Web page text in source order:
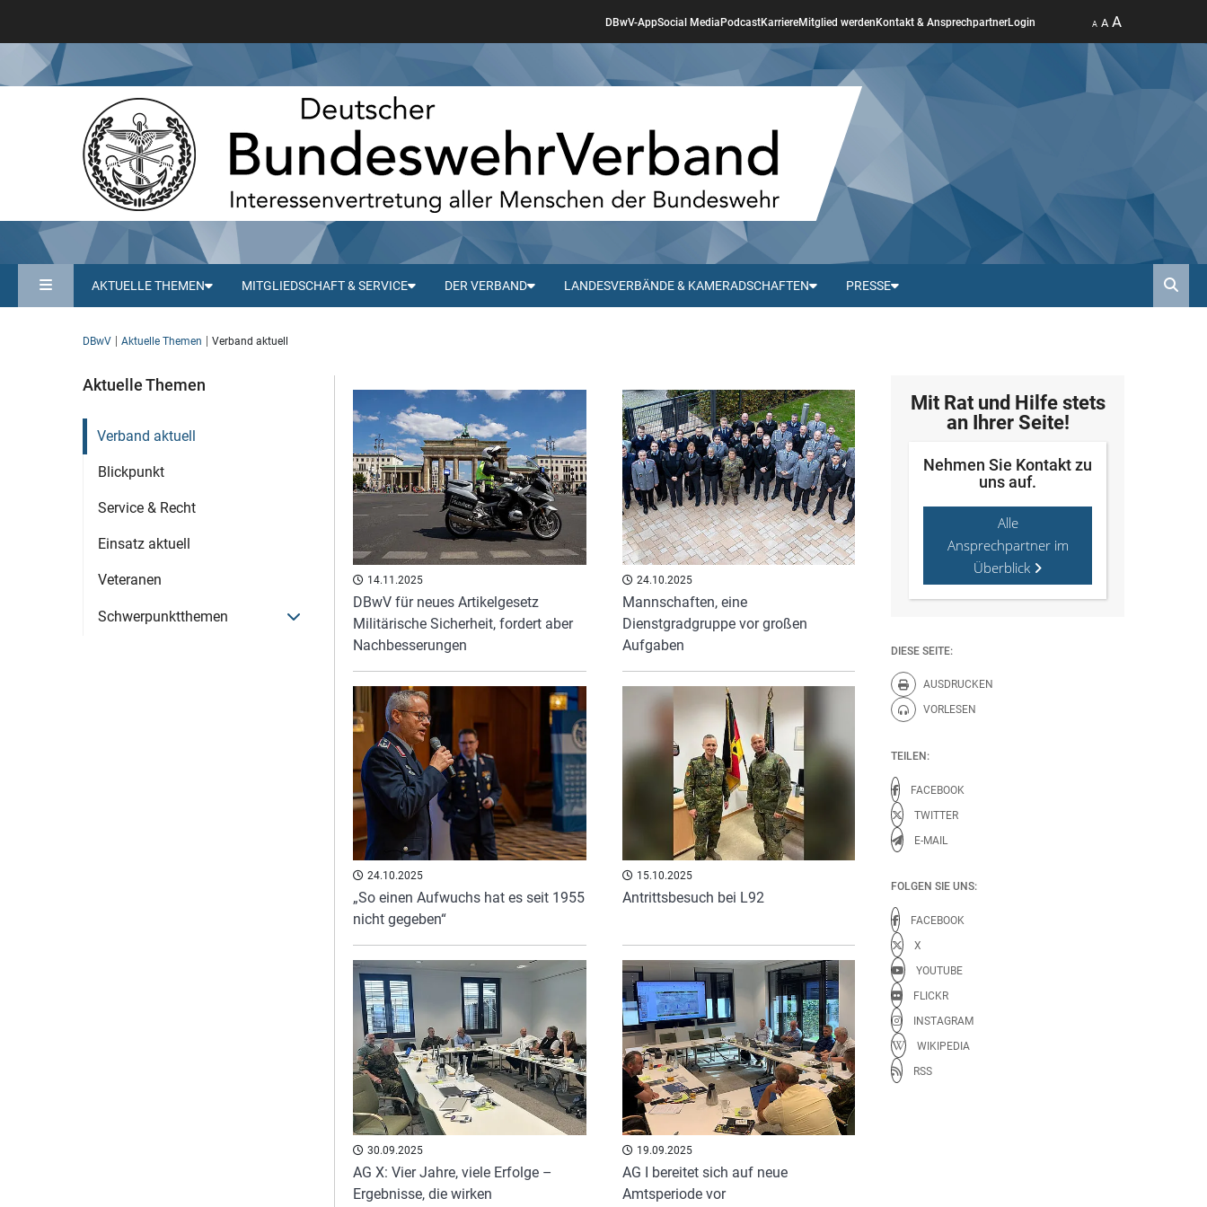
DBwV-AppSocial Media PodcastKarriereMitglied werden Kontakt & AnsprechpartnerLogin A A A
AKTUELLE THEMEN MITGLIEDSCHAFT & SERVICE DER VERBAND LANDESVERBÄNDE & KAMERADSCHAFTEN PRESSE
DBwV Aktuelle Themen Verband aktuell
Aktuelle Themen
Verband aktuell
Blickpunkt
Service & Recht
Einsatz aktuell
Veteranen
Schwerpunktthemen Menü öffnen
14.11.2025
DBwV für neues Artikelgesetz
Militärische Sicherheit, fordert aber
Nachbesserungen
24.10.2025
Mannschaften, eine
Dienstgradgruppe vor großen
Aufgaben
24.10.2025
„So einen Aufwuchs hat es seit 1955
nicht gegeben“
15.10.2025
Antrittsbesuch bei L92
30.09.2025
AG X: Vier Jahre, viele Erfolge –
Ergebnisse, die wirken
19.09.2025
AG I bereitet sich auf neue
Amtsperiode vor
Mit Rat und Hilfe stets
an Ihrer Seite!
Nehmen Sie Kontakt zu
uns auf.
Alle
Ansprechpartner im
Überblick
DIESE SEITE:
AUSDRUCKEN
Diese Seite drucken.
VORLESEN
Diese Seite vorlesen.
TEILEN:
FACEBOOK
TWITTER
E-MAIL
FOLGEN SIE UNS:
FACEBOOK
X
YOUTUBE
FLICKR
INSTAGRAM
WIKIPEDIA
RSS